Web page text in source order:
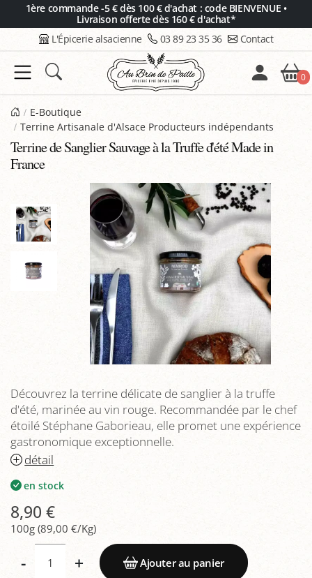
1ère commande -5 € dès 100 € d'achat : code BIENVENUE •
Livraison offerte dès 160 € d'achat*
L'Épicerie alsacienne 03 89 23 35 36 Contact
0
E-Boutique
Terrine Artisanale d'Alsace Producteurs indépendants
Terrine de Sanglier Sauvage à la Truffe d'été Made in
France
Découvrez la terrine délicate de sanglier à la truffe
d'été, marinée au vin rouge. Recommandée par le chef
étoilé Stéphane Gaborieau, elle promet une expérience
gastronomique exceptionnelle.
détail
en stock
8,90 €
100g (89,00 €/Kg)
- + Ajouter au panier
Panneau de gestion des cookies